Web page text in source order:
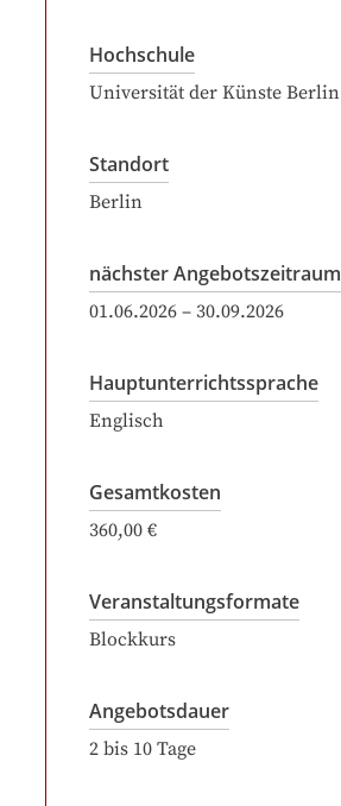
Hochschule
Universität der Künste Berlin
Standort
Berlin
nächster Angebotszeitraum
01.06.2026 – 30.09.2026
Hauptunterrichtssprache
Englisch
Gesamtkosten
360,00 €
Veranstaltungsformate
Blockkurs
Angebotsdauer
2 bis 10 Tage